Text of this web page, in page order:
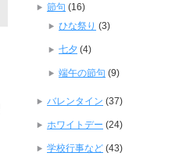
節句 (16)
ひな祭り (3)
七夕 (4)
端午の節句 (9)
バレンタイン (37)
ホワイトデー (24)
学校行事など (43)